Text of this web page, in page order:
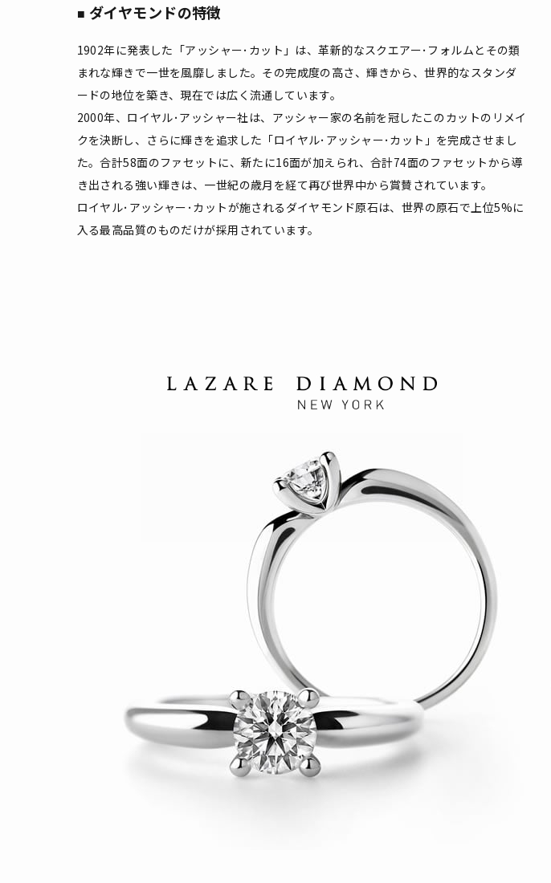
ダイヤモンドの特徴
1902年に発表した「アッシャー･カット」は、革新的なスクエアー･フォルムとその類
まれな輝きで一世を風靡しました。その完成度の高さ、輝きから、世界的なスタンダ
ードの地位を築き、現在では広く流通しています。
2000年、ロイヤル･アッシャー社は、アッシャー家の名前を冠したこのカットのリメイ
クを決断し、さらに輝きを追求した「ロイヤル･アッシャー･カット」を完成させまし
た。合計58面のファセットに、新たに16面が加えられ、合計74面のファセットから導
き出される強い輝きは、一世紀の歳月を経て再び世界中から賞賛されています。
ロイヤル･アッシャー･カットが施されるダイヤモンド原石は、世界の原石で上位5%に
入る最高品質のものだけが採用されています。